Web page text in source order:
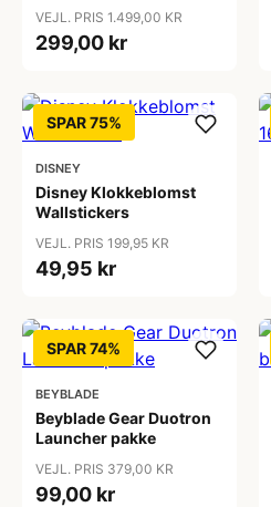
VEJL. PRIS 1.499,00 KR
299,00 kr
SPAR 75%
DISNEY
Disney Klokkeblomst
Wallstickers
VEJL. PRIS 199,95 KR
49,95 kr
SPAR 74%
BEYBLADE
Beyblade Gear Duotron
Launcher pakke
VEJL. PRIS 379,00 KR
99,00 kr